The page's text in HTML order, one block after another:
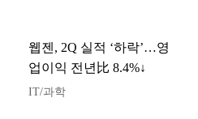
웹젠, 2Q 실적 ‘하락’…영
업이익 전년比 8.4%↓
IT/과학